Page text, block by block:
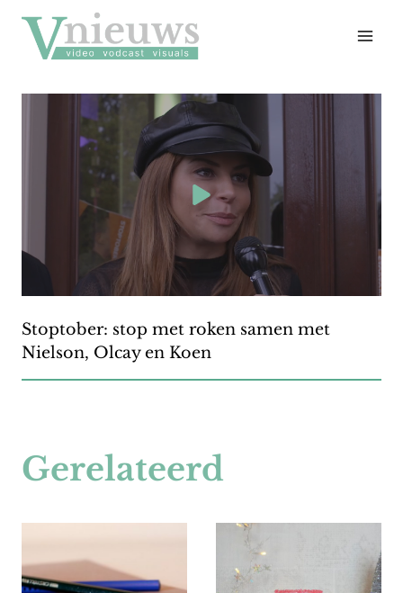
naar
inhoud
Stoptober: stop met roken samen met
Nielson, Olcay en Koen
Gerelateerd